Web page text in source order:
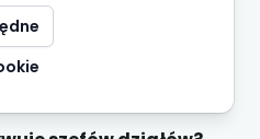
ZBB nie jest
cyklami firma
przyrostowego na